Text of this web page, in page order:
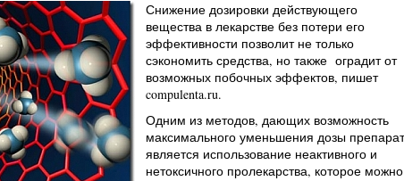
Снижение дозировки действующего
вещества в лекарстве без потери его
эффективности позволит не только
сэкономить средства, но также оградит от
возможных побочных эффектов, пишет
compulenta.ru.
Одним из методов, дающих возможность
максимального уменьшения дозы
является использование неактивного и
нетоксичного пролекарства, которое можно